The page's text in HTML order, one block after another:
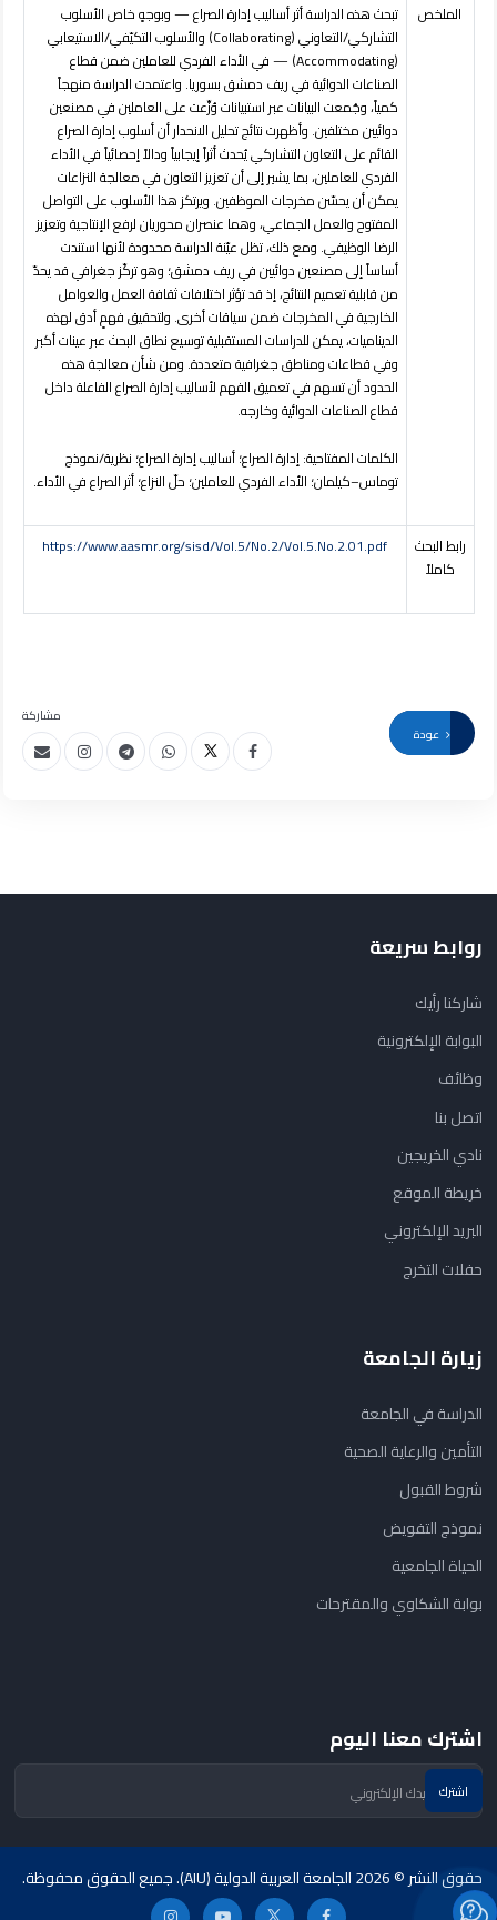
الملخص
تبحث هذه الدراسة أثر أساليب إدارة الصراع — وبوجهٍ خاص الأسلوب
التشاركي/التعاوني (Collaborating) والأسلوب التكيّفي/الاستيعابي
(
Accommodating) — في الأداء الفردي للعاملين ضمن قطاع
الصناعات الدوائية في ريف دمشق بسوريا. واعتمدت الدراسة منهجاً
كمياً، وجُمعت البيانات عبر استبيانات وُزِّعت على العاملين في مصنعين
دوائيين مختلفين. وأظهرت نتائج تحليل الانحدار أن أسلوب إدارة الصراع
القائم على التعاون التشاركي يُحدث أثراً إيجابياً ودالاً إحصائياً في الأداء
الفردي للعاملين، بما يشير إلى أن تعزيز التعاون في معالجة النزاعات
يمكن أن يحسّن مخرجات الموظفين. ويرتكز هذا الأسلوب على التواصل
المفتوح والعمل الجماعي، وهما عنصران محوريان لرفع الإنتاجية وتعزيز
الرضا الوظيفي. ومع ذلك، تظل عيّنة الدراسة محدودة لأنها استندت
أساساً إلى مصنعين دوائيين في ريف دمشق؛ وهو تركّز جغرافي قد يحدّ
من قابلية تعميم النتائج، إذ قد تؤثر اختلافات ثقافة العمل والعوامل
الخارجية في المخرجات ضمن سياقات أخرى. ولتحقيق فهمٍ أدق لهذه
الديناميات، يمكن للدراسات المستقبلية توسيع نطاق البحث عبر عينات أكبر
وفي قطاعات ومناطق جغرافية متعددة. ومن شأن معالجة هذه
الحدود أن تسهم في تعميق الفهم لأساليب إدارة الصراع الفاعلة داخل
قطاع الصناعات الدوائية وخارجه.
الكلمات المفتاحية:إدارة الصراع؛ أساليب إدارة الصراع؛ نظرية/نموذج
توماس–كيلمان؛ الأداء الفردي للعاملين؛ حلّ النزاع؛ أثر الصراع في الأداء.
رابط البحث
كاملاً
https://www.aasmr.org/sisd/Vol.5/No.2/Vol.5.No.2.01.pdf
مشاركة
روابط سريعة
شاركنا رأيك
البوابة الإلكترونية
وظائف
اتصل بنا
نادي الخريجين
خريطة الموقع
البريد الإلكتروني
حفلات التخرج
زيارة الجامعة
الدراسة في الجامعة
التأمين والرعاية الصحية
شروط القبول
نموذج التفويض
الحياة الجامعية
بوابة الشكاوي والمقترحات
اشترك معنا اليوم
حقوق النشر © 2026 الجامعة العربية الدولية (AIU). جميع الحقوق محفوظة.